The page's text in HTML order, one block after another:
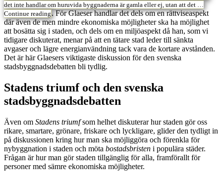
det inte handlar om huruvida byggnaderna är gamla eller ej, utan att det …
Continue reading . För Glaeser handlar det dels om en rättviseaspekt
där även de men mindre ekonomiska möjligheter ska ha möjlighet
att bosätta sig i staden, och dels om en miljöaspekt då han, som vi
tidigare diskuterat, menar på att en tätare stad leder till sänkta
avgaser och lägre energianvändning tack vara de kortare avstånden.
Det är här Glaesers viktigaste diskussion för den svenska
stadsbyggnadsdebatten bli tydlig.
Stadens triumf och den svenska
stadsbyggnadsdebatten
Även om Stadens triumfsom helhet diskuterar hur staden gör oss
rikare, smartare, grönare, friskare och lyckligare, glider den tydligt in
på diskussionen kring hur man ska möjliggöra och förenkla för
nybyggnation i staden och möta bostadsbristen i populära städer.
Frågan är hur man gör staden tillgänglig för alla, framförallt för
personer med sämre ekonomiska möjligheter.